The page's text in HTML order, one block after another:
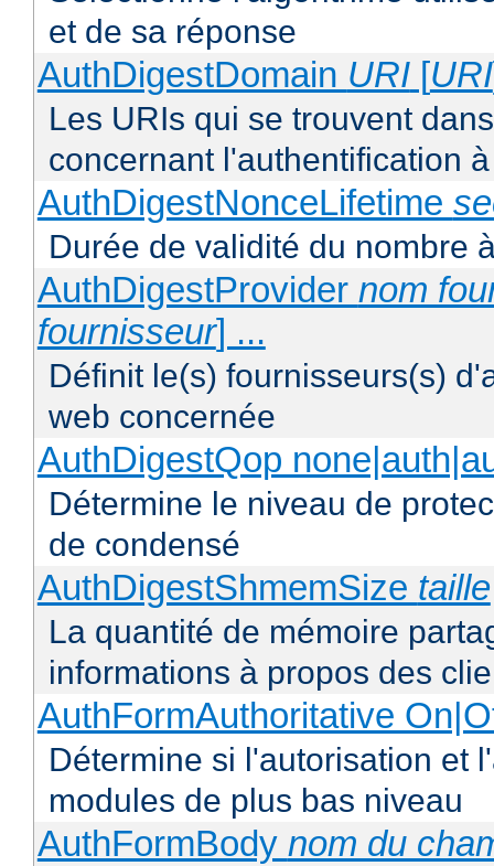
et de sa réponse
AuthDigestDomain URI[URI
Les URIs qui se trouvent
concernant l'authentification
AuthDigestNonceLifetime
Durée de validité du nombre
AuthDigestProvider nom
fournisseur] ...
Définit le(s) fournisseurs(s)
web concernée
AuthDigestQop
Détermine le niveau de
de condensé
AuthDigestShmemSize taille
La quantité de mémoire
informations à propos des
AuthFormAuthoritative
Détermine si l'autorisation et
modules de plus bas niveau
AuthFormBody nom du